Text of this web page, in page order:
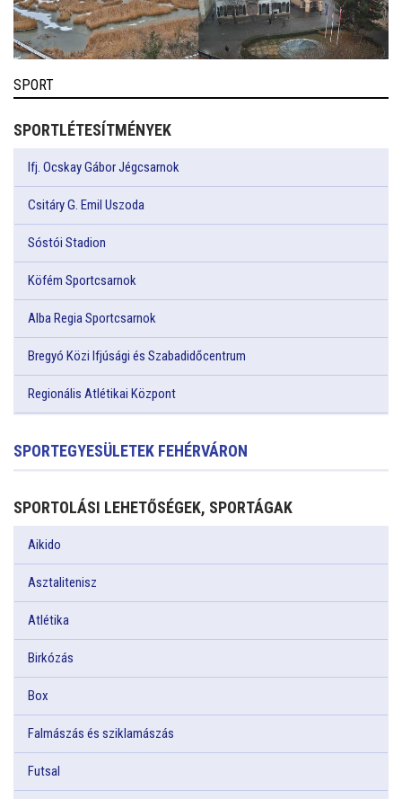
SPORT
SPORTLÉTESÍTMÉNYEK
Ifj. Ocskay Gábor Jégcsarnok
Csitáry G. Emil Uszoda
Sóstói Stadion
Köfém Sportcsarnok
Alba Regia Sportcsarnok
Bregyó Közi Ifjúsági és Szabadidőcentrum
Regionális Atlétikai Központ
SPORTEGYESÜLETEK FEHÉRVÁRON
SPORTOLÁSI LEHETŐSÉGEK, SPORTÁGAK
Aikido
Asztalitenisz
Atlétika
Birkózás
Box
Falmászás és sziklamászás
Futsal